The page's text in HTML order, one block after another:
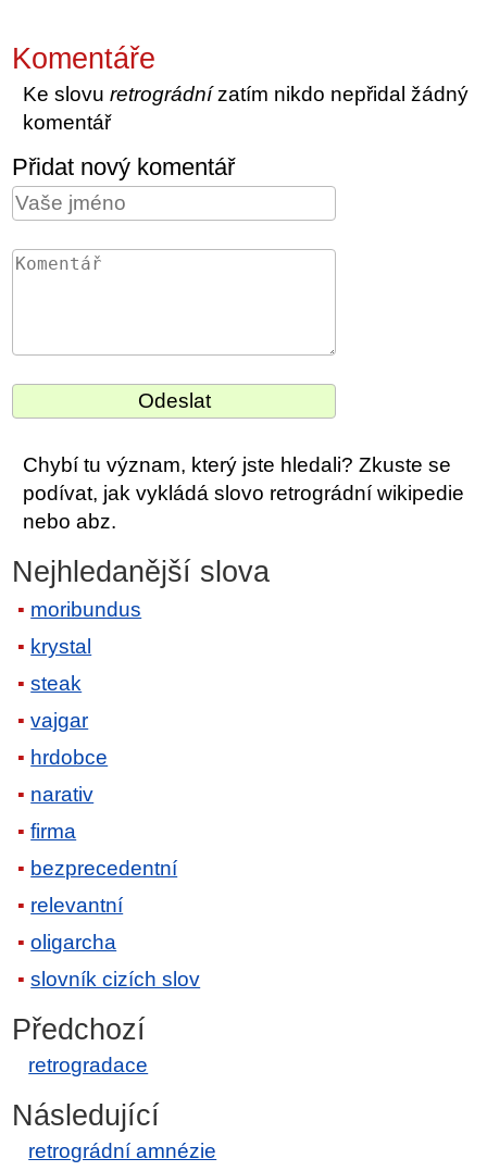
Komentáře
Ke slovuretrográdnízatím nikdo nepřidal žádný
komentář
Přidat nový komentář
Chybí tu význam, který jste hledali? Zkuste se
podívat, jak vykládá slovo retrográdní wikipedie
nebo abz.
Nejhledanější slova
moribundus
krystal
steak
vajgar
hrdobce
narativ
firma
bezprecedentní
relevantní
oligarcha
slovník cizích slov
Předchozí
retrogradace
Následující
retrográdní amnézie